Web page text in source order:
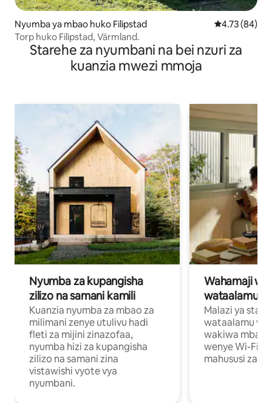
Nyumba ya mbao huko Filipstad Ukadiriaji wa
4.73 (84)
Torp huko Filipstad, Värmland.
Starehe za nyumbani na bei nzuri za
kuanzia mwezi mmoja
Nyumba za kupangisha
zilizo na samani kamili
Kuanzia nyumba za mbao za
milimani zenye utulivu hadi
fleti za mijini zinazofaa,
nyumba hizi za kupangisha
zilizo na samani zina
vistawishi vyote vya
nyumbani.
Wahamaji
wataalamu
Malazi ya
wataalamu
wakiwa mbali
wenye Wi-Fi
mahususi za